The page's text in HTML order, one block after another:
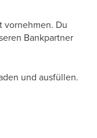
vornehmen. Du
Bankpartner
und ausfüllen.